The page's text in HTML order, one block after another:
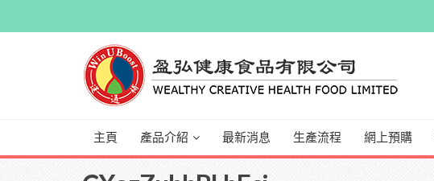
主頁 產品介紹 最新消息 生產流程 網上預購